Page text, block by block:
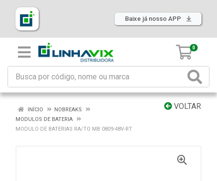
Baixe já nosso APP
0
VOLTAR
INÍCIO
NOBREAKS
MODULOS DE BATERIA
MODULO DE BATERIAS RA/TO MB 0809-48V-RT